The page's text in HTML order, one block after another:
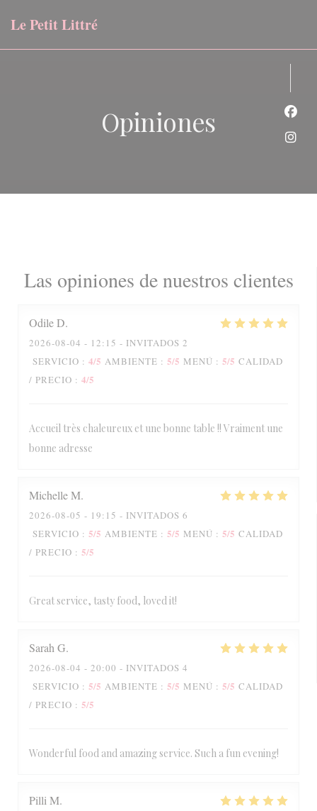
Le Petit Littré
Opiniones
Las opiniones de nuestros clientes
OdileD
2026-08-04 - 12:15 - INVITADOS 2
SERVICIO : 4/5 AMBIENTE : 5/5 MENÚ : 5/5 CALIDAD
/ PRECIO : 4/5
Accueil très chaleureux et une bonne table !! Vraiment une
bonne adresse
MichelleM
2026-08-05 - 19:15 - INVITADOS 6
SERVICIO : 5/5 AMBIENTE : 5/5 MENÚ : 5/5 CALIDAD
/ PRECIO : 5/5
Great service, tasty food, loved it!
Sarah G
2026-08-04 - 20:00 - INVITADOS 4
SERVICIO : 5/5 AMBIENTE : 5/5 MENÚ : 5/5 CALIDAD
/ PRECIO : 5/5
Wonderful food and amazing service. Such a fun evening!
Pilli M